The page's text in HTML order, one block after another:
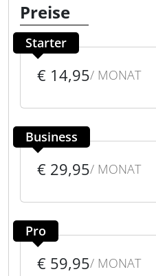
Preise
Starter
€ 14,95/ MONAT
Business
€ 29,95/ MONAT
Pro
€ 59,95/ MONAT